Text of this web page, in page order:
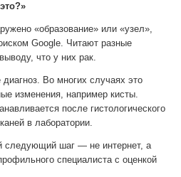
«образование» или «узел»,
Google. Читают разные
что у них рак.
Во многих случаях это
изменения, например кисты.
после гистологического
в лаборатории.
следующий шаг — не интернет, а
специалиста с оценкой